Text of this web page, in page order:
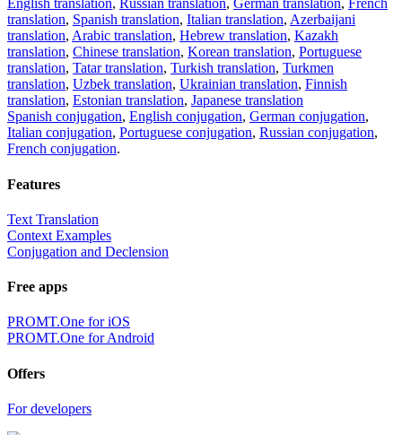
English translation, Russian translation, German translation, French
translation, Spanish translation, Italian translation, Azerbaijani
translation, Arabic translation, Hebrew translation, Kazakh
translation, Chinese translation, Korean translation, Portuguese
translation, Tatar translation, Turkish translation, Turkmen
translation, Uzbek translation, Ukrainian translation, Finnish
translation, Estonian translation, Japanese translation
Spanish conjugation, English conjugation, German conjugation,
Italian conjugation, Portuguese conjugation, Russian conjugation,
French conjugation.
Features
Text Translation
Context Examples
Conjugation and Declension
Free apps
PROMT.One for iOS
PROMT.One for Android
Offers
For developers